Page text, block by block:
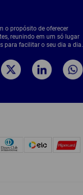
o propósito de oferecer
reunindo em um só lugar
para facilitar o seu dia a dia.